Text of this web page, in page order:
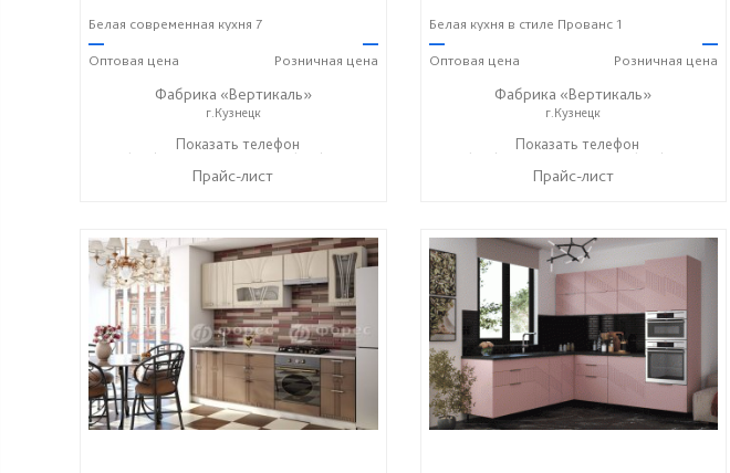
Белая современная кухня 7
—
Оптовая цена
—
Розничная цена
Фабрика «Вертикаль»
г.Кузнецк
+7 (927) 38-059-88 ☎+7 (927) 38-003-77
Показать телефон
Прайс-лист
Белая кухня в стиле Прованс 1
—
Оптовая цена
—
Розничная цена
Фабрика «Вертикаль»
г.Кузнецк
+7 (927) 38-059-88 ☎+7 (927) 38-003-77
Показать телефон
Прайс-лист